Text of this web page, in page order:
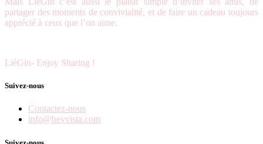
partager des moments de convivialité, et de faire un cadeau toujours
apprécié à ceux que l’on aime.
LièGin- Enjoy Sharing !
Suivez-nous
Contactez-nous
info@bevvista.com